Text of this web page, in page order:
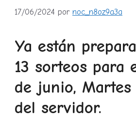
17/06/2024 por noc_n8oz9a3a
Ya están
13 sorteos para
de junio,
del servidor.